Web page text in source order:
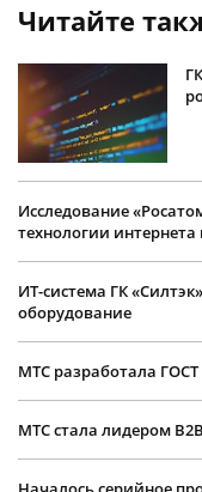
Читайте
Исследование
технологии
ИТ-система ГК
оборудование
МТС разработала
МТС стала лидером